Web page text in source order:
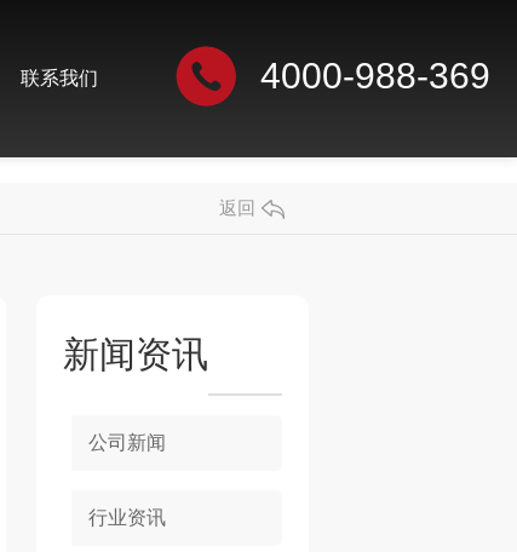
联系我们 4000-988-369
返回
新闻资讯
公司新闻
行业资讯